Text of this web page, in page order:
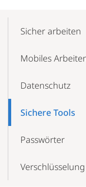
NavigationSicher arbeiten
Mobiles
Datenschutz
Sichere Tools
Passwörter
Verschlüsselung